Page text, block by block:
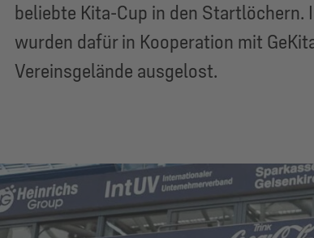
beliebte Kita-Cup in den Startlöchern.
wurden dafür in Kooperation mit
Vereinsgelände ausgelost.